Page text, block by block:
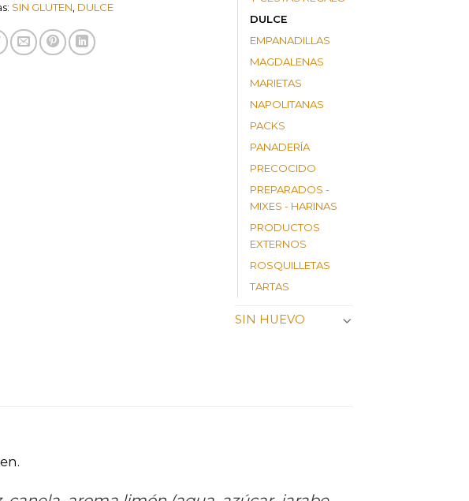
SIN GLUTEN DULCE
DULCE
EMPANADILLAS
MAGDALENAS
MARIETAS
NAPOLITANAS
PACKS
PANADERÍA
PRECOCIDO
PREPARADOS -
MIXES - HARINAS
PRODUCTOS
EXTERNOS
ROSQUILLETAS
TARTAS
SIN HUEVO